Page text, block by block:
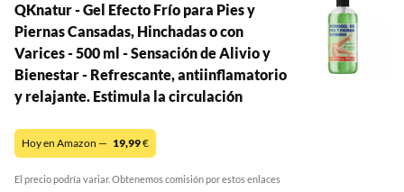
QKnatur - Gel Efecto Frío para Pies y
Piernas Cansadas, Hinchadas o con
Varices - 500 ml - Sensación de Alivio y
Bienestar - Refrescante, antiinflamatorio
y relajante. Estimula la circulación
Hoy en Amazon — 19,99€
El precio podría variar. Obtenemos comisión por estos enlaces